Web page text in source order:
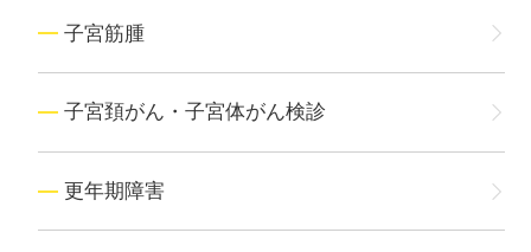
子宮筋腫
子宮頚がん・子宮体がん検診
更年期障害